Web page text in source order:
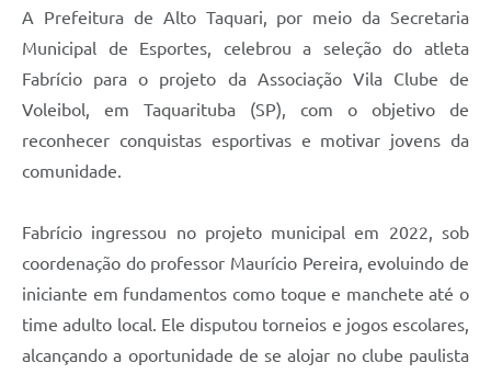
A Prefeitura de Alto Taquari, por meio da Secretaria
Municipal de Esportes, celebrou a seleção do atleta
Fabrício para o projeto da Associação Vila Clube de
Voleibol, em Taquarituba (SP), com o objetivo de
reconhecer conquistas esportivas e motivar jovens da
comunidade.
Fabrício ingressou no projeto municipal em 2022, sob
coordenação do professor Maurício Pereira, evoluindo de
iniciante em fundamentos como toque e manchete até o
time adulto local. Ele disputou torneios e jogos escolares,
alcançando a oportunidade de se alojar no clube paulista